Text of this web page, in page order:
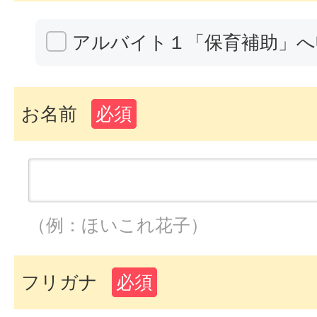
アルバイト１「保育補助」
お名前 必須
（例：ほいこれ花子）
フリガナ 必須